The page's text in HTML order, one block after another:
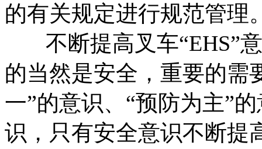
的有关规定进行规范管理
不断提高叉车“EHS”意
的当然是安全，重要的需
一”的意识、“预防为主”
识，只有安全意识不断提